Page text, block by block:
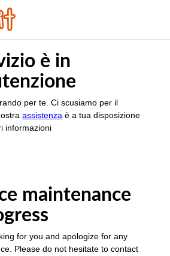
è in
per te. Ci scusiamo per il
assistenza è a tua disposizione
informazioni
maintenance
for you and apologize for any
Please do not hesitate to contact